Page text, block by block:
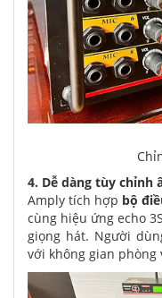
4. Dễ dàng tùy chỉnh
Amply tích hợp bộ
cùng hiệu ứng echo
giọng hát. Người
với không gian phòng